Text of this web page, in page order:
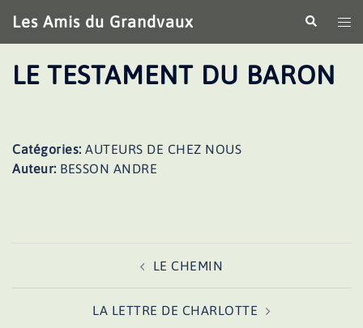
au
contenu
Les Amis du Grandvaux
le
LE TESTAMENT DU BARON
Catégories: AUTEURS DE CHEZ NOUS
Auteur: BESSON ANDRE
LE CHEMIN
LA LETTRE DE CHARLOTTE